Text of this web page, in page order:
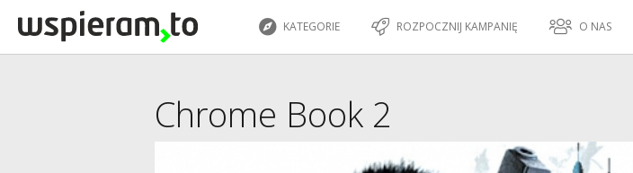
KATEGORIE ROZPOCZNIJ KAMPANIĘ O NAS
Chrome Book 2